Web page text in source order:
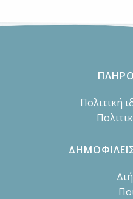
Πολιτική